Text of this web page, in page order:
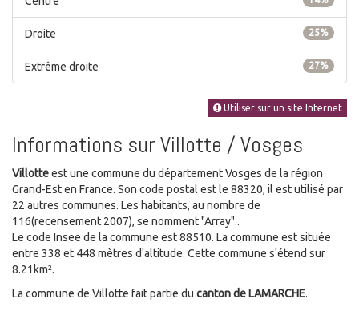
25%
Droite
27%
Extrême droite
Utiliser sur un site Internet
Informations sur Villotte / Vosges
Villotteest une commune du département Vosges de la région
Grand-Est en France. Son code postal est le 88320, il est utilisé par
22 autres communes. Les habitants, au nombre de
116(recensement 2007), se nomment "Array"..
Le code Insee de la commune est 88510. La commune est située
entre 338 et 448 mètres d'altitude. Cette commune s'étend sur
8.21km².
La commune de Villotte fait partie du canton de LAMARCHE.